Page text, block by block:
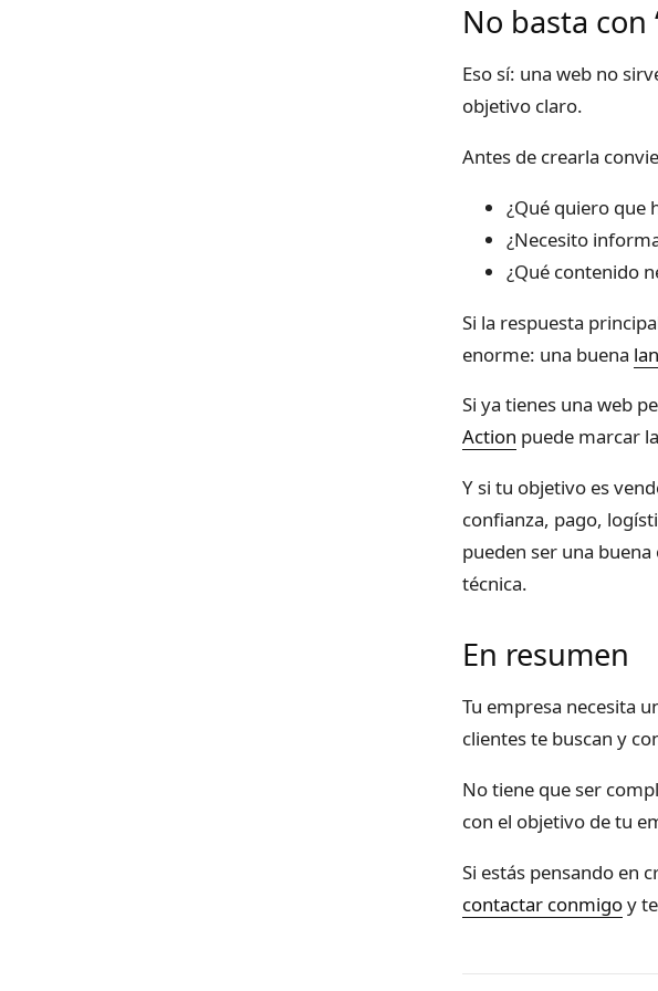
No basta con
Eso sí: una web no
objetivo claro.
Antes de crearla
¿Qué quiero que
¿Necesito
¿Qué contenido
Si la respuesta
enorme: una buena
Si ya tienes una web
Action puede marcar
Y si tu objetivo es
confianza, pago,
pueden ser una
técnica.
En resumen
Tu empresa necesita
clientes te buscan y
No tiene que ser
con el objetivo de tu
Si estás pensando en
contactar conmigoy